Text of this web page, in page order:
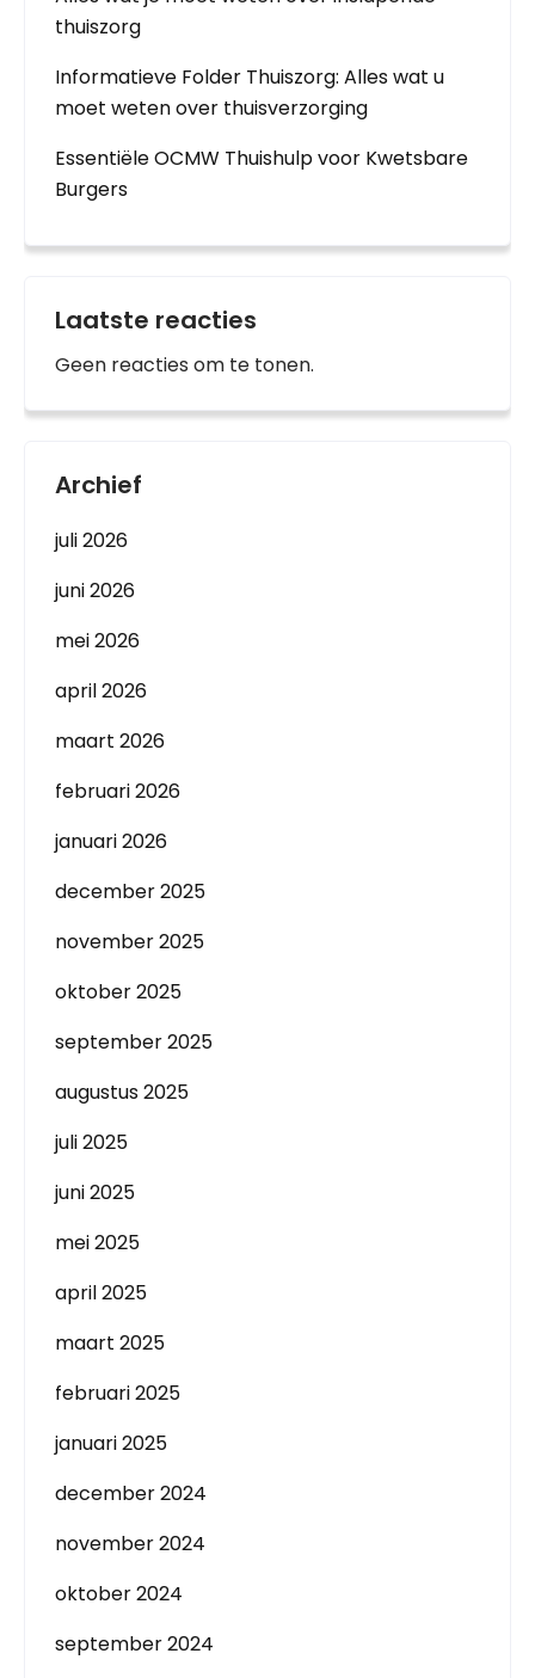
thuiszorg
Informatieve Folder Thuiszorg: Alles wat u
moet weten over thuisverzorging
Essentiële OCMW Thuishulp voor Kwetsbare
Burgers
Laatste reacties
Geen reacties om te tonen.
Archief
juli 2026
juni 2026
mei 2026
april 2026
maart 2026
februari 2026
januari 2026
december 2025
november 2025
oktober 2025
september 2025
augustus 2025
juli 2025
juni 2025
mei 2025
april 2025
maart 2025
februari 2025
januari 2025
december 2024
november 2024
oktober 2024
september 2024